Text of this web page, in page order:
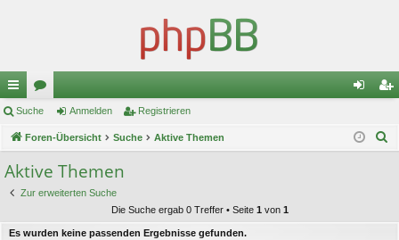
ch
ne
llz
ug
or
en m ist
Suche Anmelden Registrieren
Foren-Übersicht Suche Aktive Themen
Aktive Themen
Zur erweiterten Suche
Die Suche ergab 0 Treffer • Seite 1 von 1
Es wurden keine passenden Ergebnisse gefunden.